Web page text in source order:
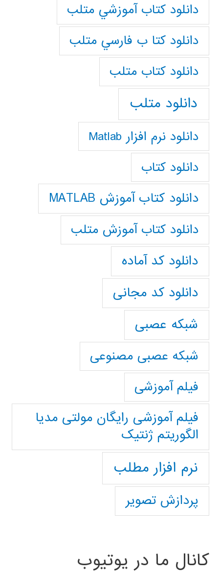
دانلود كتاب آموزشي متلب
دانلود كتا ب فارسي متلب
دانلود كتاب متلب
دانلود متلب
دانلود نرم افزار Matlab
دانلود کتاب
دانلود کتاب آموزش MATLAB
دانلود کتاب آموزش متلب
دانلود کد آماده
دانلود کد مجانی
شبکه عصبی
شبکه عصبی مصنوعی
فیلم آموزشی
فیلم آموزشی رایگان مولتی مدیا
الگوریتم ژنتیک
نرم افزار مطلب
پردازش تصویر
کانال ما در یوتیوب